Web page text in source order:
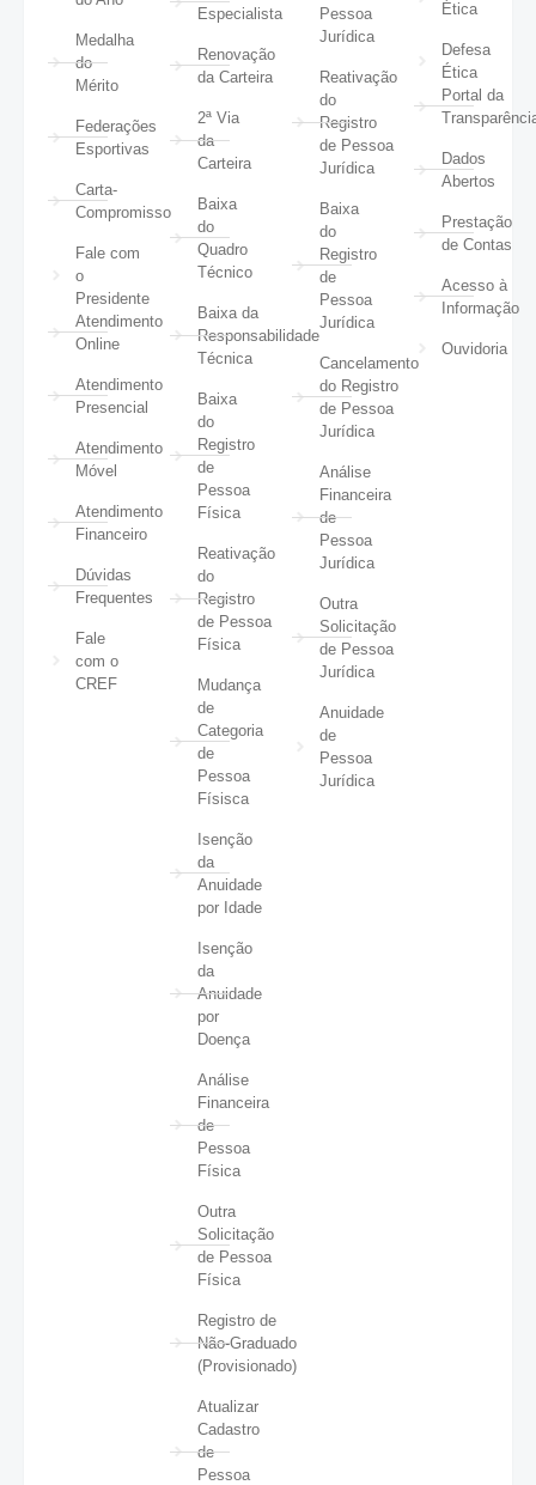
Medalha
do
Mérito
Federações
Esportivas
Carta-
Compromisso
Fale com
o
Presidente
Atendimento
Online
Atendimento
Presencial
Atendimento
Móvel
Atendimento
Financeiro
Dúvidas
Frequentes
Fale
com o
CREF
Especialista
Renovação
da Carteira
2ª Via
da
Carteira
Baixa
do
Quadro
Técnico
Baixa da
Responsabilidade
Técnica
Baixa
do
Registro
de
Pessoa
Física
Reativação
do
Registro
de Pessoa
Física
Mudança
de
Categoria
de
Pessoa
Físisca
Isenção
da
Anuidade
por Idade
Isenção
da
Anuidade
por
Doença
Análise
Financeira
de
Pessoa
Física
Outra
Solicitação
de Pessoa
Física
Registro de
Não-Graduado
(Provisionado)
Atualizar
Cadastro
de
Pessoa
Pessoa
Jurídica
Reativação
do
Registro
de Pessoa
Jurídica
Baixa
do
Registro
de
Pessoa
Jurídica
Cancelamento
do Registro
de Pessoa
Jurídica
Análise
Financeira
de
Pessoa
Jurídica
Outra
Solicitação
de Pessoa
Jurídica
Anuidade
de
Pessoa
Jurídica
Ética
Defesa
Ética
Portal da
Dados
Abertos
Prestação
de Contas
Acesso à
Informação
Ouvidoria